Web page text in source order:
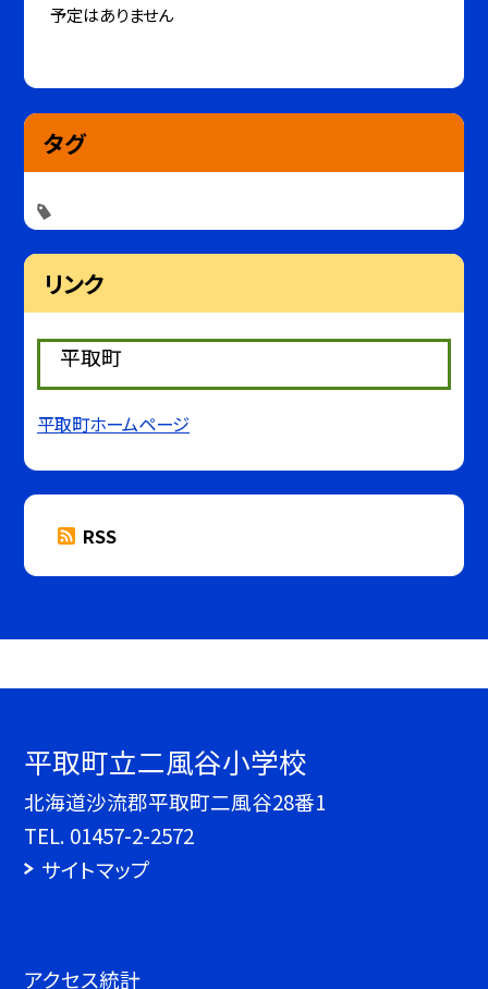
予定はありません
タグ
リンク
平取町
平取町ホームページ
RSS
平取町立二風谷小学校
北海道沙流郡平取町二風谷28番1
TEL. 01457-2-2572
サイトマップ
アクセス統計